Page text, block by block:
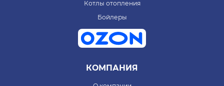
Котлы отопления
Бойлеры
КОМПАНИЯ